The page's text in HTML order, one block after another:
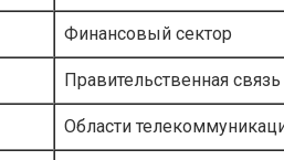
Финансовый сектор
Правительственная связь
Области